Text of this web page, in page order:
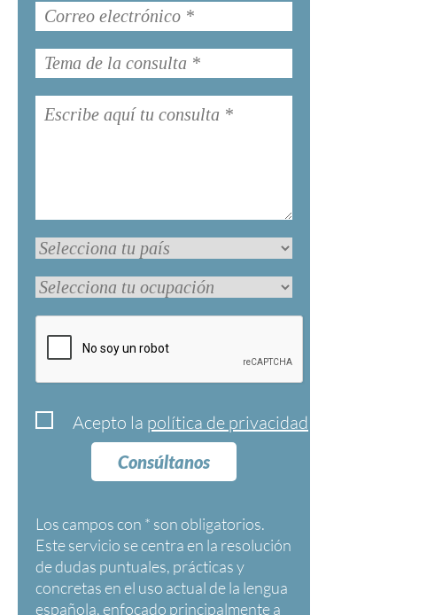
Acepto la política de privacidad
Consúltanos
Los campos con * son obligatorios